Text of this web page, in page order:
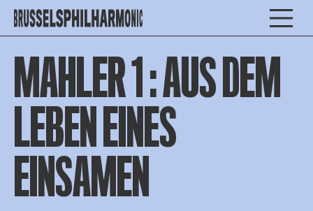
MAHLER 1 : AUS DEM
LEBEN EINES
EINSAMEN